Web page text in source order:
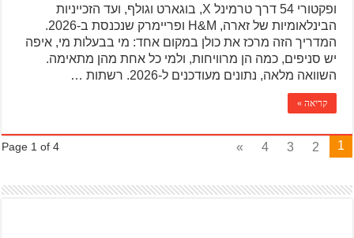
ופקטורי 54 דרך טרמינל X, בוגארט וגולף, ועד הזכייניות
הבינלאומיות של זארה, H&M ופריימרק שנכנסת ב-2026.
המדריך הזה מרכז את כולן במקום אחד: מי בבעלות מי, איפה
יש סניפים, כמה הן מרוויחות, ולמי כל אחת מהן מתאימה.
השוואה מלאה, נתונים מעודכנים ל-2026. רשתות …
קריאה »
Page 1 of 4 1
2
3
4
»